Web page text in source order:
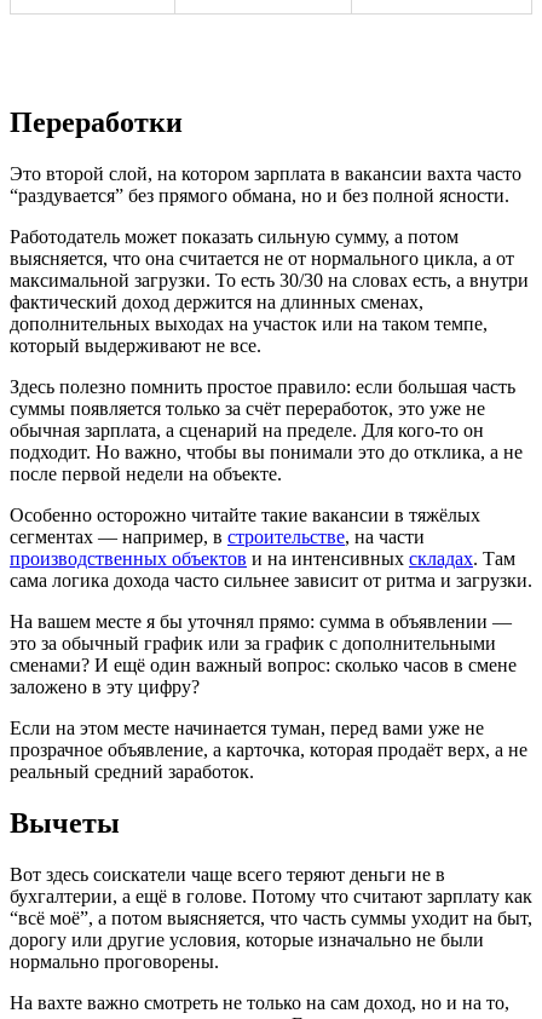
Переработки
Это второй слой, на котором зарплата в вакансии вахта часто
“раздувается” без прямого обмана, но и без полной ясности.
Работодатель может показать сильную сумму, а потом
выясняется, что она считается не от нормального цикла, а от
максимальной загрузки. То есть 30/30 на словах есть, а внутри
фактический доход держится на длинных сменах,
дополнительных выходах на участок или на таком темпе,
который выдерживают не все.
Здесь полезно помнить простое правило: если большая часть
суммы появляется только за счёт переработок, это уже не
обычная зарплата, а сценарий на пределе. Для кого-то он
подходит. Но важно, чтобы вы понимали это до отклика, а не
после первой недели на объекте.
Особенно осторожно читайте такие вакансии в тяжёлых
сегментах — например, в строительстве, на части
производственных объектов и на интенсивных складах. Там
сама логика дохода часто сильнее зависит от ритма и загрузки.
На вашем месте я бы уточнял прямо: сумма в объявлении —
это за обычный график или за график с дополнительными
сменами? И ещё один важный вопрос: сколько часов в смене
заложено в эту цифру?
Если на этом месте начинается туман, перед вами уже не
прозрачное объявление, а карточка, которая продаёт верх, а не
реальный средний заработок.
Вычеты
Вот здесь соискатели чаще всего теряют деньги не в
бухгалтерии, а ещё в голове. Потому что считают зарплату как
“всё моё”, а потом выясняется, что часть суммы уходит на быт,
дорогу или другие условия, которые изначально не были
нормально проговорены.
На вахте важно смотреть не только на сам доход, но и на то,